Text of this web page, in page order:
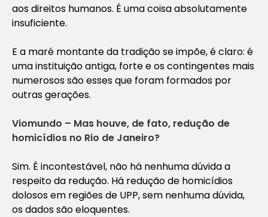
aos direitos humanos. É uma coisa absolutamente
insuficiente.
E a maré montante da tradição se impõe, é claro: é
uma instituição antiga, forte e os contingentes mais
numerosos são esses que foram formados por
outras gerações.
Viomundo – Mas houve, de fato, redução de
homicídios no Rio de Janeiro?
Sim. É incontestável, não há nenhuma dúvida a
respeito da redução. Há redução de homicídios
dolosos em regiões de UPP, sem nenhuma dúvida,
os dados são eloquentes.